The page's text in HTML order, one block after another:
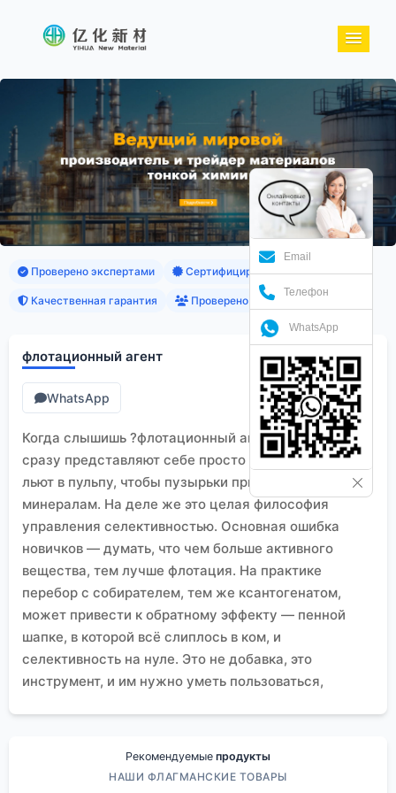
Проверено экспертами Сертифицированные продукты
Качественная гарантия Проверено клиентами
флотационный агент
WhatsApp
Когда слышишь ?флотационный агент?, многие
сразу представляют себе просто химикат, который
льют в пульпу, чтобы пузырьки прилипали к
минералам. На деле же это целая философия
управления селективностью. Основная ошибка
новичков — думать, что чем больше активного
вещества, тем лучше флотация. На практике
перебор с собирателем, тем же ксантогенатом,
может привести к обратному эффекту — пенной
шапке, в которой всё слиплось в ком, и
селективность на нуле. Это не добавка, это
инструмент, и им нужно уметь пользоваться,
Возьмем, к примеру, флотацию сульфидных
медных руд. Можно взять стандартный бутиловый
Рекомендуемые продукты
НАШИ ФЛАГМАНСКИЕ ТОВАРЫ
Email
Телефон
WhatsApp